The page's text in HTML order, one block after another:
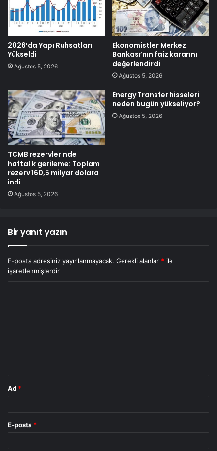
2026’da Yapı Ruhsatları
Yükseldi
Ağustos 5, 2026
Ekonomistler Merkez
Bankası’nın faiz kararını
değerlendirdi
Ağustos 5, 2026
TCMB rezervlerinde
haftalık gerileme: Toplam
rezerv 160,5 milyar dolara
indi
Ağustos 5, 2026
Energy Transfer hisseleri
neden bugün yükseliyor?
Ağustos 5, 2026
Bir yanıt yazın
E-posta adresiniz yayınlanmayacak. Gerekli alanlar * ile
işaretlenmişlerdir
Ad *
E-posta *